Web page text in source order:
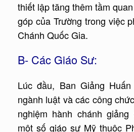
thiết lập tăng thêm tầm
góp của Trường trong việc
Chánh Quốc Gia.
B- Các Giáo Sư:
Lúc đầu, Ban Giảng
ngành luật và các công
nghiệm hành chánh
một số giáo sư Mỹ thuộc